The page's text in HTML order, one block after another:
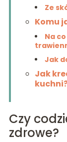
Ze
Komu
Na
Jak
Jak
Czy
zdrowe?